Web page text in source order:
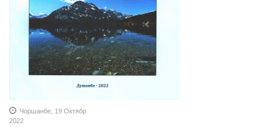
Чоршанбе, 19 Октябр
2022